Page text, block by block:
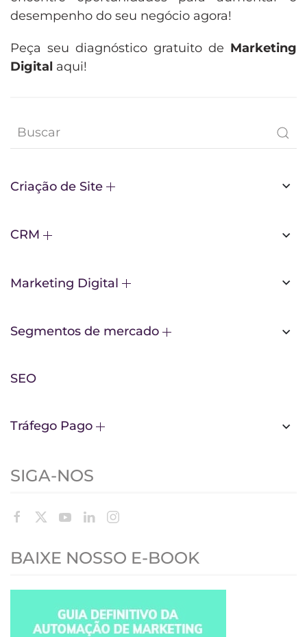
desempenho do seu negócio agora!
Peça seu diagnóstico gratuito de Marketing
Digital aqui!
Criação de Site
CRM
Marketing Digital
Segmentos de mercado
SEO
Tráfego Pago
SIGA-NOS
BAIXE NOSSO E-BOOK